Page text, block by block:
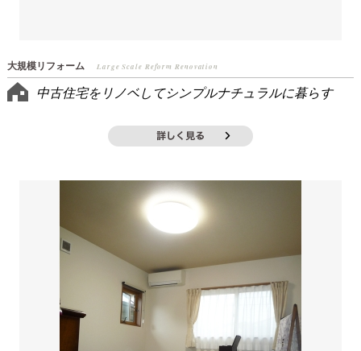
大規模リフォーム Large Scale Reform Renovation
中古住宅をリノベしてシンプルナチュラルに暮らす